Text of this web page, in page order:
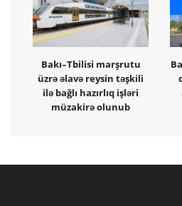
Bakı–Tbilisi marşrutu
üzrə əlavə reysin təşkili
ilə bağlı hazırlıq işləri
müzakirə olunub